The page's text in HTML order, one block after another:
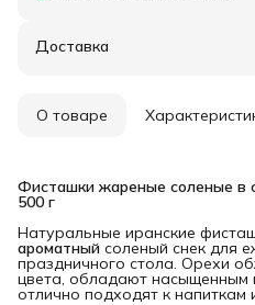
Доставка
О товаре
Фисташки жареные соленые в
500 г
Натуральные иранские
ароматный соленый снек для
праздничного стола. Орехи
цвета, обладают насыщенным
отлично подходят к